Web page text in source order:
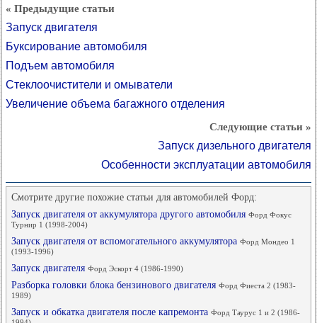
« Предыдущие статьи
Запуск двигателя
Буксирование автомобиля
Подъем автомобиля
Стеклоочистители и омыватели
Увеличение объема багажного отделения
Следующие статьи »
Запуск дизельного двигателя
Особенности эксплуатации автомобиля
Смотрите другие похожие статьи для автомобилей Форд:
Запуск двигателя от аккумулятора другого автомобиля Форд Фокус
Турнир 1 (1998-2004)
Запуск двигателя от вспомогательного аккумулятора Форд Мондео 1
(1993-1996)
Запуск двигателя Форд Эскорт 4 (1986-1990)
Разборка головки блока бензинового двигателя Форд Фиеста 2 (1983-
1989)
Запуск и обкатка двигателя после капремонта Форд Таурус 1 и 2 (1986-